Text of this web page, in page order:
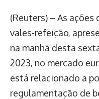
(Reuters) – As
vales-refeição,
na manhã desta
2023, no mercado
está relacionado a
regulamentação de